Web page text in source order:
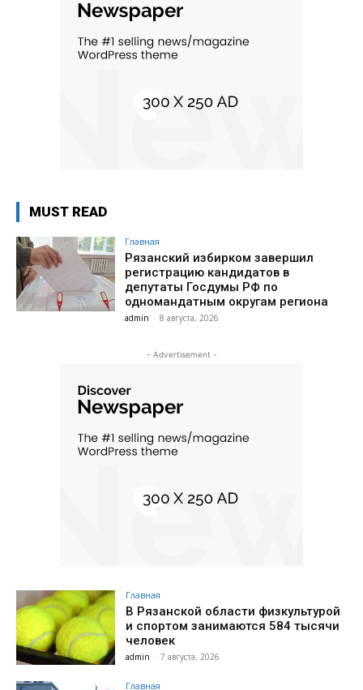
MUST READ
Главная
Рязанский избирком завершил
регистрацию кандидатов в
депутаты Госдумы РФ по
одномандатным округам региона
admin - 8 августа, 2026
- Advertisement -
Главная
В Рязанской области физкультурой
и спортом занимаются 584 тысячи
человек
admin - 7 августа, 2026
Главная